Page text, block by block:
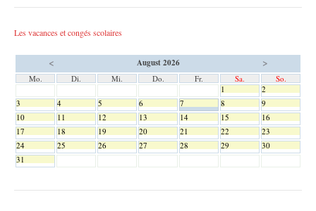
Les vacances et congés scolaires
< August 2026 >
Mo. Di. Mi. Do. Fr. Sa.
So.
1
2
3
4 5 6 7 8
9
10
11 12 13 14 15
16
17
18 19 20 21 22
23
24
25 26 27 28 29
30
31